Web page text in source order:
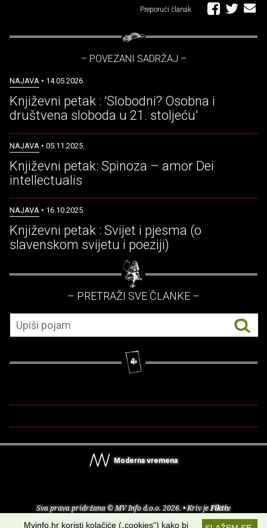
Preporuči članak
– POVEZANI SADRŽAJ –
NAJAVA • 14.05.2026.
Književni petak : 'Slobodni? Osobna i
društvena sloboda u 21. stoljeću'
NAJAVA • 05.11.2025.
Književni petak: Spinoza – amor Dei
intellectualis
NAJAVA • 16.10.2025.
Književni petak : Svijet i pjesma (o
slavenskom svijetu i poeziji)
– PRETRAŽI SVE ČLANKE –
Moderna vremena
Sva prava pridržana © MV Info d.o.o. 2026. • Kriv jeFiktiv
Mvinfo.hr koristi kolačiće („cookies“) kako bi